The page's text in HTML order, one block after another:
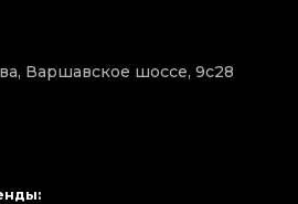
Варшавское шоссе, 9с28